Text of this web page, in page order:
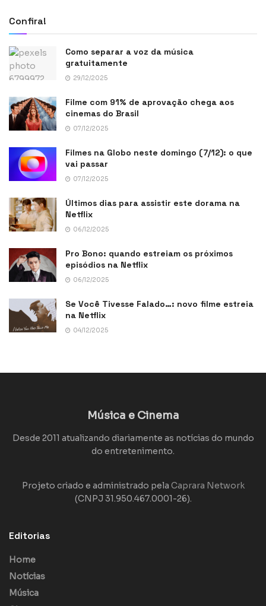
Confira!
Como separar a voz da música
gratuitamente
29/12/2025
Filme com 91% de aprovação chega aos
cinemas do Brasil
07/12/2025
Filmes na Globo neste domingo (7/12): o que
vai passar
07/12/2025
Últimos dias para assistir este dorama na
Netflix
06/12/2025
Pro Bono: quando estreiam os próximos
episódios na Netflix
06/12/2025
Se Você Tivesse Falado…: novo filme estreia
na Netflix
04/12/2025
Música e Cinema
Desde 2011 atualizando diariamente as notícias do mundo
do entretenimento.
Projeto criado e administrado pela Caprara Network
(CNPJ 31.950.467.0001-26).
Editorias
Home
Notícias
Música